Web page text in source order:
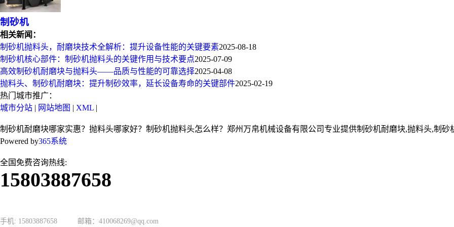
制砂机
相关新闻：
制砂机抛料头，耐磨块技术全解析：提升设备性能的关键要素2025-08-18
制砂机核心部件：制砂机抛料头的关键作用与技术要点2025-07-09
高效制砂机耐磨块与抛料头——品质与性能的可靠选择2025-04-08
抛料头、制砂机耐磨块：提升制砂效率，延长设备寿命的关键部件2025-02-19
热门城市推广：
城市分站 | 网站地图 | XML |
制砂机耐磨块哪家实惠？抛料头哪家好？制砂机抛料头怎么样？郑州万帛机械设备有限公司专业提供制砂机耐磨块,抛料头,制砂
Powered by365系统
全国免费咨询热线:
15803887658
手机: 15803887658 邮箱：410068269@qq.com